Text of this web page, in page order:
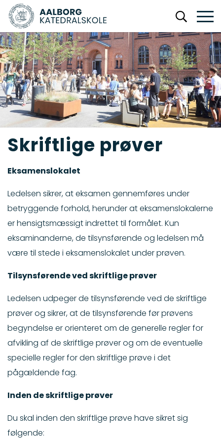
Skriftlige prøver
Eksamenslokalet
Ledelsen sikrer, at eksamen gennemføres under
betryggende forhold, herunder at eksamenslokalerne
er hensigtsmæssigt indrettet til formålet. Kun
eksaminanderne, de tilsynsførende og ledelsen må
være til stede i eksamenslokalet under prøven.
Tilsynsførende ved skriftlige prøver
Ledelsen udpeger de tilsynsførende ved de skriftlige
prøver og sikrer, at de tilsynsførende før prøvens
begyndelse er orienteret om de generelle regler for
afvikling af de skriftlige prøver og om de eventuelle
specielle regler for den skriftlige prøve i det
pågældende fag.
Inden de skriftlige prøver
Du skal inden den skriftlige prøve have sikret sig
følgende: